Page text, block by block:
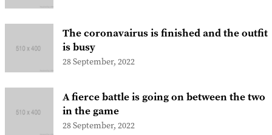
The coronavairus is finished and the outfit
is busy
28 September, 2022
A fierce battle is going on between the two
in the game
28 September, 2022